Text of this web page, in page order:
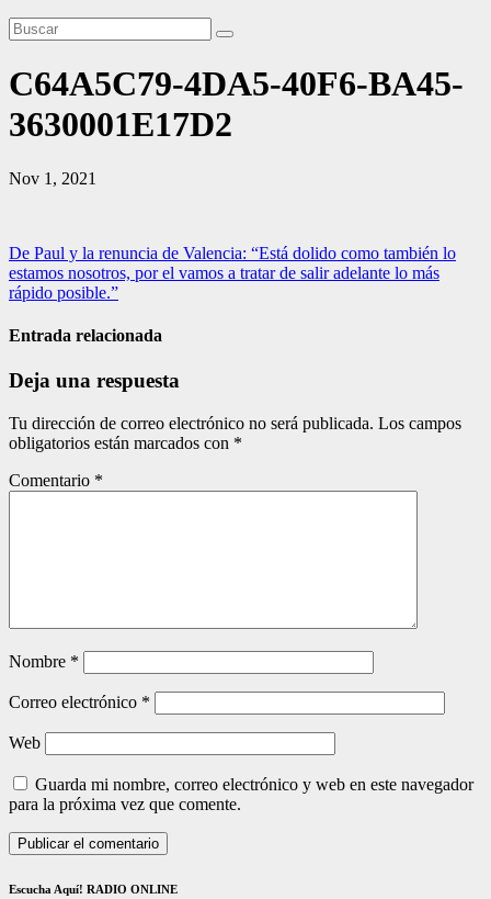
C64A5C79-4DA5-40F6-BA45-
3630001E17D2
Nov 1, 2021
Navegación
de
De Paul y la renuncia de Valencia: “Está dolido como también lo
estamos nosotros, por el vamos a tratar de salir adelante lo más
rápido posible.”
Entrada relacionada
Deja una respuesta
Tu dirección de correo electrónico no será publicada. Los campos
obligatorios están marcados con *
Comentario *
Nombre *
Correo electrónico *
Web
Guarda mi nombre, correo electrónico y web en este navegador
para la próxima vez que comente.
Escucha Aquí! RADIO ONLINE